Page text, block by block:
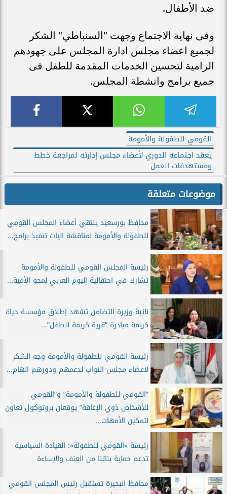
ضد الأطفال.
وفى نهاية الاجتماع وجهت "السنباطي" الشكر
لجميع اعضاء مجلس ادارة المجلس على جهودهم
الرامية لتحسين الخدمات المقدمة للطفل فى
جميع برامج وانشطة المجلس.
القومي للطفولة والأمومة
يعقد اجتماعه الدوري لأعضاء مجلس إدارته لمراجعة خطط
ومستهدفات العمل
موضوعات متعلقة
محافظ بورسعيد يلتقي أعضاء المجلس القومي
للطفولة والأمومة لمناقشة اليات تنفيذ برامج...
رئيسة المجلس القومي للطفولة والأمومة
تشارك في احتفالية اليوم العربي لمحو الأمية...
نائبة وزيرة التضامن تشهد إطلاق مؤسسة حياة
كريمة مبادرة ”قرية كريمة للطفل”...
رئيسة القومي للطفولة والأمومة وجه الشكر
لاعضاء مجلس النواب لدعمهم ودورهم الهام...
”القومي للطفولة والأمومة” و”القومي
للأشخاص ذوي الإعاقة” يوقعان بروتوكول تعاون
لتمكين الأمهات...
رئيسة «القومي للطفولة»: القيادة السياسية
تدعم حماية بناتنا من العنف والإساءة
محافظ البحيرة تستقبل رئيس المجلس القومي